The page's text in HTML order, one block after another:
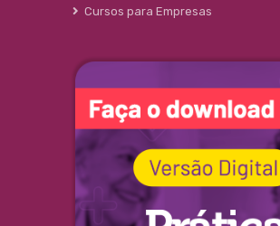
Cursos para Empresas